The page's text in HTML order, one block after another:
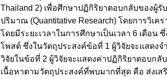
Thailand 2) เพื่อศึกษาปฏิกิริยาตอบกลับของผู้รั
ปริมาณ (Quantitative Research) โดยการวิเค
โดยมีระยะเวลาในการศึกษาเป็นเวลา 6 เดือ
โพสต์ ซึ่งในวัตถุประสงค์ข้อที่ 1 ผู้วิจัยจะแสดง
วิจัยในข้อที่ 2 ผู้วิจัยจะแสดงค่าปฏิกิริยาตอบกลั
เนื้อหาตามวัตถุประสงค์ที่พบมากที่สุด คือ ส่งเส